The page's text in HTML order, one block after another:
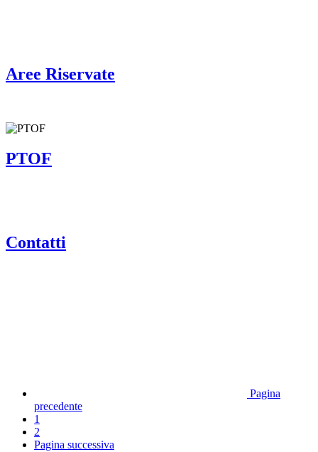
Aree Riservate
PTOF
Contatti
Pagina
precedente
1
2
Pagina successiva